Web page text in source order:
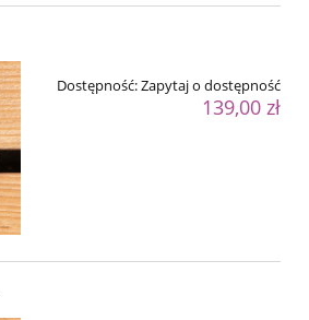
Dostępność:Zapytaj o dostępność
139,00 zł